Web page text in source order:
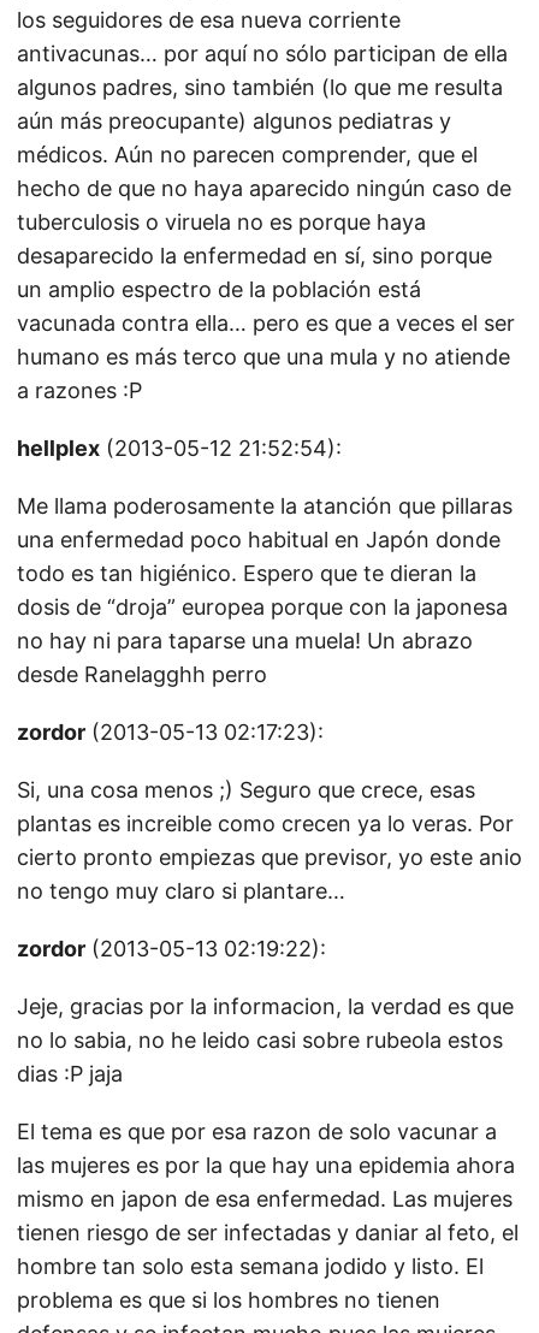
los seguidores de esa nueva corriente
antivacunas… por aquí no sólo participan de ella
algunos padres, sino también (lo que me resulta
aún más preocupante) algunos pediatras y
médicos. Aún no parecen comprender, que el
hecho de que no haya aparecido ningún caso de
tuberculosis o viruela no es porque haya
desaparecido la enfermedad en sí, sino porque
un amplio espectro de la población está
vacunada contra ella… pero es que a veces el ser
humano es más terco que una mula y no atiende
a razones :P
hellplex (2013-05-12 21:52:54):
Me llama poderosamente la atanción que pillaras
una enfermedad poco habitual en Japón donde
todo es tan higiénico. Espero que te dieran la
dosis de “droja” europea porque con la japonesa
no hay ni para taparse una muela! Un abrazo
desde Ranelagghh perro
zordor (2013-05-13 02:17:23):
Si, una cosa menos ;) Seguro que crece, esas
plantas es increible como crecen ya lo veras. Por
cierto pronto empiezas que previsor, yo este anio
no tengo muy claro si plantare…
zordor (2013-05-13 02:19:22):
Jeje, gracias por la informacion, la verdad es que
no lo sabia, no he leido casi sobre rubeola estos
dias :P jaja
El tema es que por esa razon de solo vacunar a
las mujeres es por la que hay una epidemia ahora
mismo en japon de esa enfermedad. Las mujeres
tienen riesgo de ser infectadas y daniar al feto, el
hombre tan solo esta semana jodido y listo. El
problema es que si los hombres no tienen